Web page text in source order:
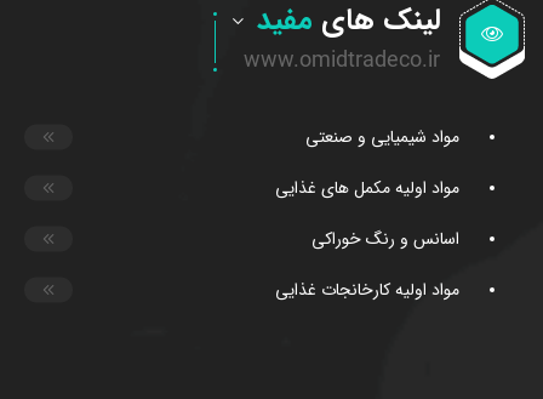
لینک های مفید
مواد شیمیایی و صنعتی
مواد اولیه مکمل های غذایی
اسانس و رنگ خوراکی
مواد اولیه کارخانجات غذایی